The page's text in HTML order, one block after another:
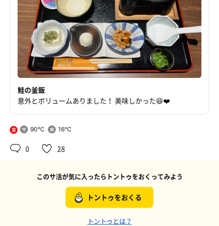
鮭の釜飯
意外とボリュームありました！ 美味しかった😆❤️
女 90℃ 16℃
0 28
このサ活が気に入ったらトントゥをおくってみよう
トントゥをおくる
トントゥとは？